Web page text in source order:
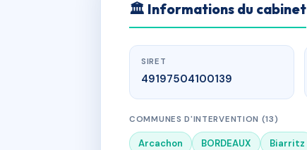
🏛 Informations du cabinet
SIRET
49197504100139
COMMUNES D'INTERVENTION (13)
Arcachon BORDEAUX Biarritz